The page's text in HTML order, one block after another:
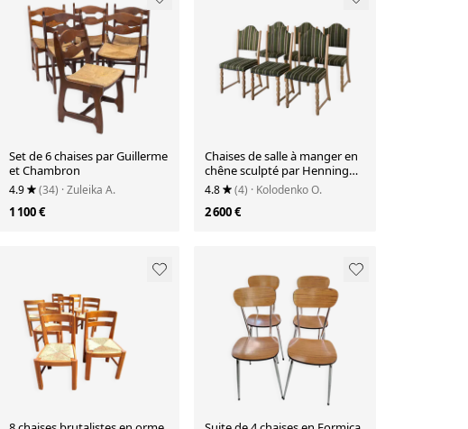
Set de 6 chaises par Guillerme
et Chambron
4.9 (34) · Zuleika A.
1 100 €
Chaises de salle à manger en
chêne sculpté par Henning
Kjaernulf | ensemble de 6 |
Danemark | années 1950
4.8 (4) · Kolodenko O.
2 600 €